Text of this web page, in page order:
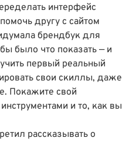
интерфейс
другу с сайтом
брендбук для
было что показать — и
первый реальный
свои скиллы, даже
Покажите свой
и то, как вы
рассказывать о